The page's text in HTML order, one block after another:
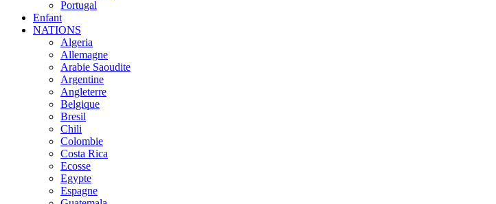
Portugal
Enfant
NATIONS
Algeria
Allemagne
Arabie Saoudite
Argentine
Angleterre
Belgique
Bresil
Chili
Colombie
Costa Rica
Ecosse
Egypte
Espagne